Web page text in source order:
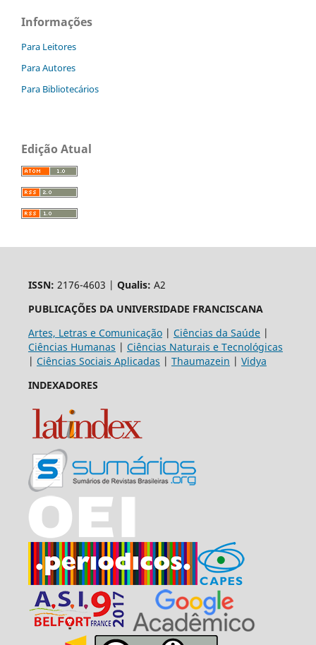
Informações
Para Leitores
Para Autores
Para Bibliotecários
Edição Atual
ISSN: 2176-4603 | Qualis: A2
PUBLICAÇÕES DA UNIVERSIDADE FRANCISCANA
Artes, Letras e Comunicação| Ciências da Saúde|
Ciências Humanas | Ciências Naturais e Tecnológicas
| Ciências Sociais Aplicadas | Thaumazein | Vidya
INDEXADORES